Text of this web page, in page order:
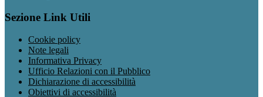
Sezione Link Utili
Cookie policy
Note legali
Informativa Privacy
Ufficio Relazioni con il Pubblico
Dichiarazione di accessibilità
Obiettivi di accessibilità